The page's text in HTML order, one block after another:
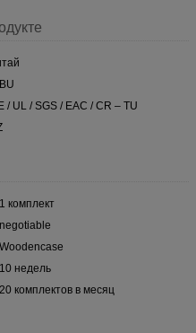
/ UL / SGS / EAC / CR – TU
1 комплект
negotiable
Woodencase
10 недель
20 комплектов в месяц